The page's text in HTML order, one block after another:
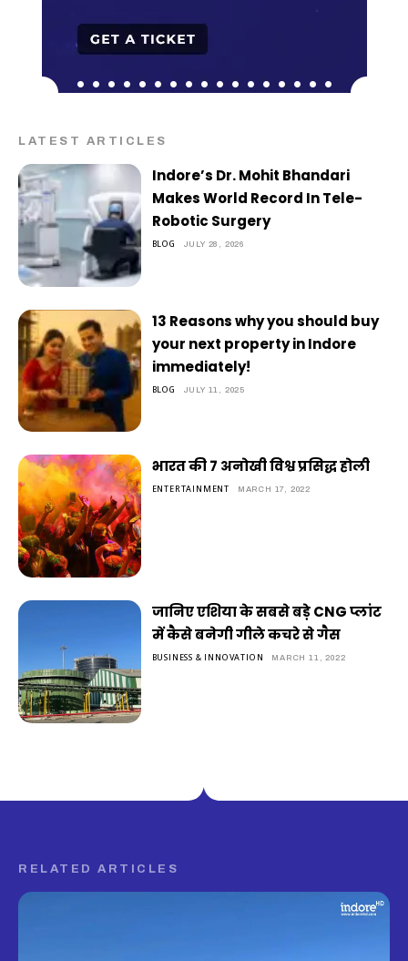
LATEST ARTICLES
Indore’s Dr. Mohit Bhandari
Makes World Record In Tele-
Robotic Surgery
BLOG JULY 28, 2026
13 Reasons why you should buy
your next property in Indore
immediately!
BLOG JULY 11, 2025
भारत की 7 अनोखी विश्व प्रसिद्ध होली
ENTERTAINMENT MARCH 17, 2022
जानिए एशिया के सबसे बड़े CNG प्लांट
में कैसे बनेगी गीले कचरे से गैस
BUSINESS & INNOVATION MARCH 11, 2022
RELATED ARTICLES